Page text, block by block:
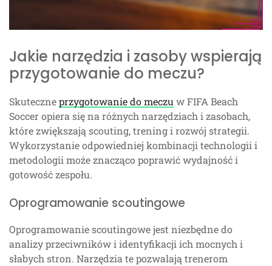
Jakie narzędzia i zasoby wspierają
przygotowanie do meczu?
Skuteczneprzygotowanie do meczu w FIFA Beach
Soccer opiera się na różnych narzędziach i zasobach,
które zwiększają scouting, trening i rozwój strategii.
Wykorzystanie odpowiedniej kombinacji technologii i
metodologii może znacząco poprawić wydajność i
gotowość zespołu.
Oprogramowanie scoutingowe
Oprogramowanie scoutingowe jest niezbędne do
analizy przeciwników i identyfikacji ich mocnych i
słabych stron. Narzędzia te pozwalają trenerom